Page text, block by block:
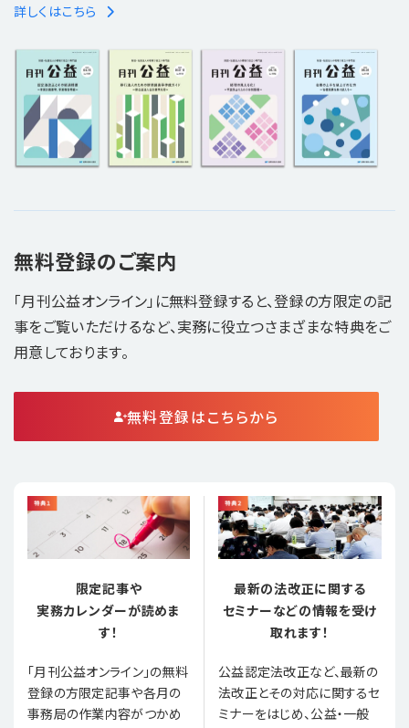
詳しくはこちら
無料登録のご案内
「月刊公益オンライン」に無料登録すると、登録の方限定の記
事をご覧いただけるなど、実務に役立つさまざまな特典をご
用意しております。
無料登録はこちらから
限定記事や
実務カレンダーが読めま
す！
「月刊公益オンライン」の無料
登録の方限定記事や各月の
事務局の作業内容がつかめ
最新の法改正に関する
セミナーなどの情報を受け
取れます！
公益認定法改正など、最新の
法改正とその対応に関するセ
ミナーをはじめ、公益・一般